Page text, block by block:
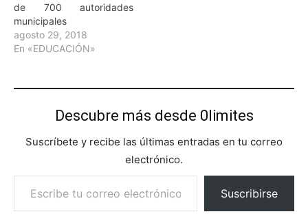
de 700 autoridades
municipales
agosto 29, 2018
En «EDUCACIÓN»
Descubre más desde 0limites
Suscríbete y recibe las últimas entradas en tu correo
electrónico.
Escribe tu correo electrónico…
Suscribirse